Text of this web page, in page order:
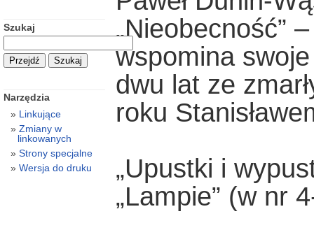
„Nieobecność”
wspomina
dwu lat ze
roku
„Upustki i
„Lampie” (w nr
Szukaj
Narzędzia
Linkujące
Zmiany w
linkowanych
Strony specjalne
Wersja do druku